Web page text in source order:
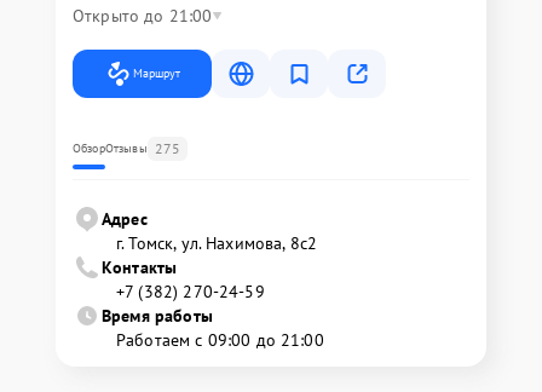
Открыто до 21:00
Маршрут
ОбзорОтзывы 275
Адрес
г. Томск, ул. Нахимова, 8с2
Контакты
+7 (382) 270-24-59
Время работы
Работаем с 09:00 до 21:00